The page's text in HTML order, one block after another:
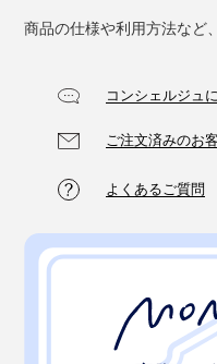
商品の仕様や利用方法など
コンシェルジュ
ご注文済みのお
よくあるご質問